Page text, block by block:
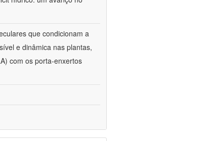
que condicionam a
e dinâmica nas plantas,
com os porta-enxertos